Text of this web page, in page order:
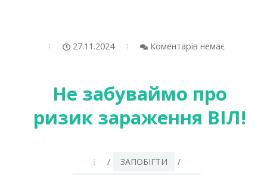
27.11.2024 Коментарів немає
Не забуваймо про
ризик зараження ВІЛ!
/ ЗАПОБІГТИ
/